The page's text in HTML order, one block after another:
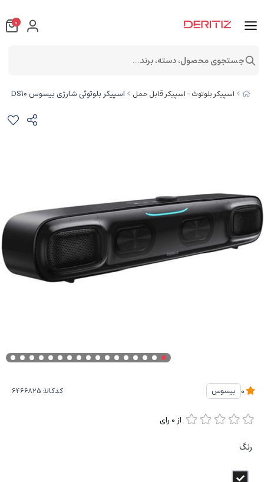
اسپیکر بلوتوث - اسپیکر قابل حمل اسپیکر بلوتوثی شارژی بیسوس A20054402111-01 DS10
بیسوس کدکالا:
از0 رای
رنگ
0
جستجوی محصول، دسته، برند...